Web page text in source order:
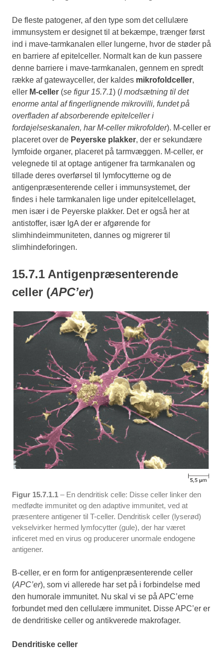
De fleste patogener, af den type som det cellulære
immunsystem er designet til at bekæmpe, trænger først
ind i mave-tarmkanalen eller lungerne, hvor de støder på
en barriere af epitelceller. Normalt kan de kun passere
denne barriere i mave-tarmkanalen, gennem en spredt
række af gatewayceller, der kaldes mikrofoldceller,
eller M-celler (se figur 15.7.1) (I modsætning til det
enorme antal af fingerlignende mikrovilli, fundet på
overfladen af absorberende epitelceller i
fordøjelseskanalen, har M-celler mikrofolder). M-celler er
placeret over de Peyerske plakker, der er sekundære
lymfoide organer, placeret på tarmvæggen. M-celler, er
velegnede til at optage antigener fra tarmkanalen og
tillade deres overførsel til lymfocytterne og de
antigenpræsenterende celler i immunsystemet, der
findes i hele tarmkanalen lige under epitelcellelaget,
men især i de Peyerske plakker. Det er også her at
antistoffer, især IgA der er afgørende for
slimhindeimmuniteten, dannes og migrerer til
slimhindeforingen.
15.7.1 Antigenpræsenterende
celler (APC’er)
Figur 15.7.1.1 – En dendritisk celle: Disse celler linker den
medfødte immunitet og den adaptive immunitet, ved at
præsentere antigener til T-celler. Dendritisk celler (lyserød)
vekselvirker hermed lymfocytter (gule), der har været
inficeret med en virus og producerer unormale endogene
antigener.
B-celler, er en form for antigenpræsenterende celler
(APC’er), som vi allerede har set på i forbindelse med
den humorale immunitet. Nu skal vi se på APC’erne
forbundet med den cellulære immunitet. Disse APC’er er
de dendritiske celler og antikverede makrofager.
Dendritiske celler